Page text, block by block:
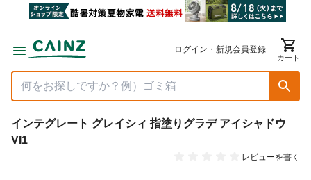
ログイン・新規会員登録
カート
インテグレート グレイシィ 指塗りグラデ アイシャドウ
VI1
レビューを書く